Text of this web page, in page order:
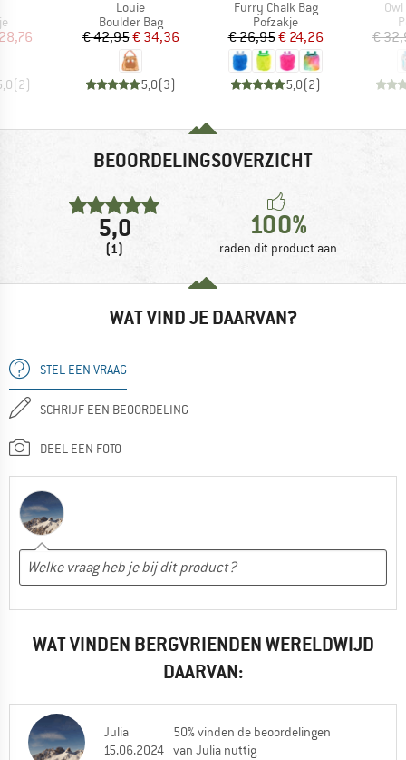
prijs
(2)
Artikel
Louie
Productgroep
Boulder Bag
Prijs
€ 42,95Verlaagde prijs
€ 34,36
5,0(3)
Artikel
Furry Chalk Bag
Productgroep
Pofzakje
Prijs
€ 26,95Verlaagde prijs
€ 24,26
5,0(2)
€
BEOORDELINGSOVERZICHT
5,0
(1)
100%
raden dit product aan
WAT VIND JE DAARVAN?
STEL EEN VRAAG
SCHRIJF EEN BEOORDELING
DEEL EEN FOTO
WAT VINDEN BERGVRIENDEN WERELDWIJD
DAARVAN:
Julia
15.06.2024
50% vinden de beoordelingen
van Julia nuttig